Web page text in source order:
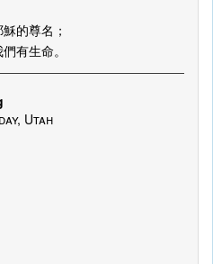
的尊名；
有生命。
Utah